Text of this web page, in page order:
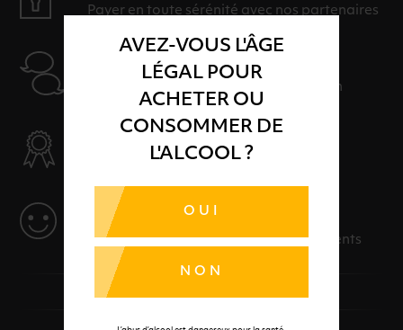
AVEZ-VOUS L'ÂGE
LÉGAL POUR
ACHETER OU
CONSOMMER DE
L'ALCOOL ?
OUI
NON
Payer en toute sérénité avec nos partenaires
Nos conseillers sont à votre disposition
SERVICE
Des solutions adaptées à vos événements